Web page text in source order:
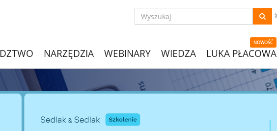
NARZĘDZIA WEBINARY WIEDZA
NOWOŚĆ
LUKA PŁACOWA